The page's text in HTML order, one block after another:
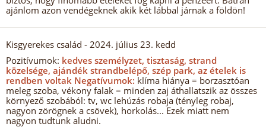
ajánlom azon vendégeknek akik két lábbal járnak a földön!
Kisgyerekes család - 2024. július 23. kedd
Pozitívumok: kedves személyzet, tisztaság, strand
közelsége, ajándék strandbelépő, szép park, az ételek is
rendben voltak Negatívumok: klíma hiánya = borzasztóan
meleg szoba, vékony falak = minden zaj áthallatszik az összes
környező szobából: tv, wc lehúzás robaja (tényleg robaj,
nagyon zörögnek a csövek), horkolás... Ezek miatt nem
nagyon tudtunk aludni.